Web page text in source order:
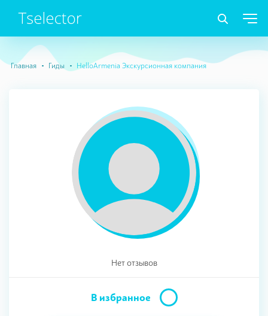
Главная Гиды HelloArmenia Экскурсионная компания
Нет отзывов
В избранное